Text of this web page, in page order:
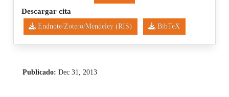
Descargar cita
Endnote/Zotero/Mendeley (RIS) BibTeX
Publicado: Dec 31, 2013